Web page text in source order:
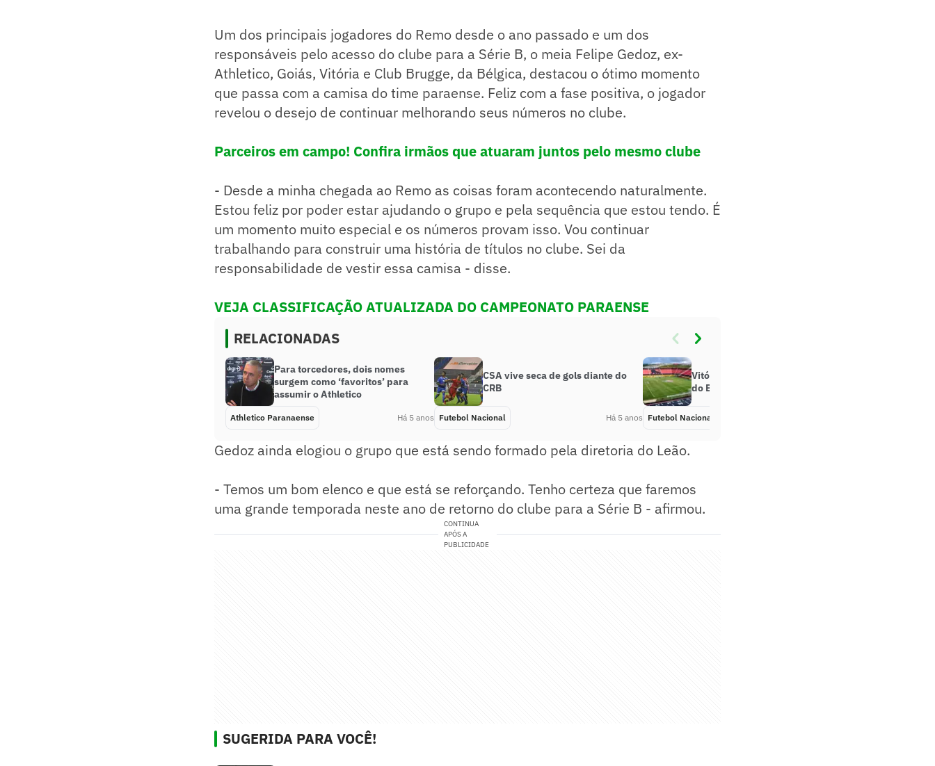
Um dos principais jogadores do Remo desde o ano passado e um dos
responsáveis pelo acesso do clube para a Série B, o meia Felipe Gedoz, ex-
Athletico, Goiás, Vitória e Club Brugge, da Bélgica, destacou o ótimo momento
que passa com a camisa do time paraense. Feliz com a fase positiva, o jogador
revelou o desejo de continuar melhorando seus números no clube.
Parceiros em campo! Confira irmãos que atuaram juntos pelo mesmo clube
- Desde a minha chegada ao Remo as coisas foram acontecendo naturalmente.
Estou feliz por poder estar ajudando o grupo e pela sequência que estou tendo. É
um momento muito especial e os números provam isso. Vou continuar
trabalhando para construir uma história de títulos no clube. Sei da
responsabilidade de vestir essa camisa - disse.
VEJA CLASSIFICAÇÃO ATUALIZADA DO CAMPEONATO PARAENSE
RELACIONADAS
Para torcedores, dois nomes
surgem como ‘favoritos’ para
assumir o Athletico
Athletico Paranaense Há 5 anos
CSA vive seca de gols diante do
CRB
Futebol Nacional Há 5 anos
Vitória tenta quebrar tabu diante
do Bahia no Barradão
Futebol Nacional
Gedoz ainda elogiou o grupo que está sendo formado pela diretoria do Leão.
- Temos um bom elenco e que está se reforçando. Tenho certeza que faremos
uma grande temporada neste ano de retorno do clube para a Série B - afirmou.
CONTINUA
APÓS A
PUBLICIDADE
SUGERIDA PARA VOCÊ!